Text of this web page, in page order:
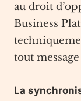
au droit
Business
tout
La